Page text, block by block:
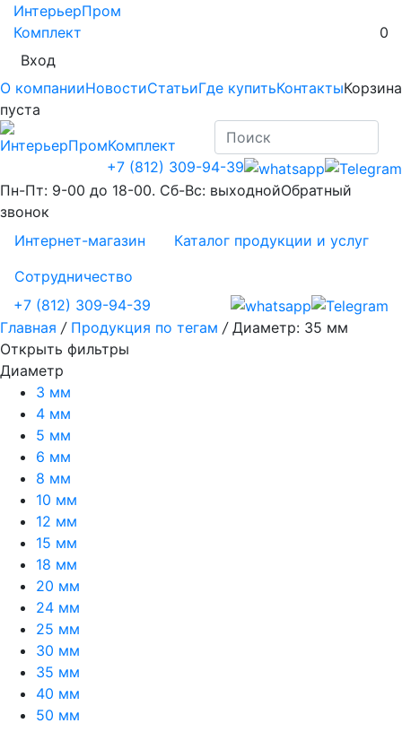
ИнтерьерПром
Комплект
0
Вход
О компанииНовостиСтатьиГде купитьКонтактыКорзина
пуста
+7 (812) 309-94-39
Пн-Пт: 9-00 до 18-00. Сб-Вс: выходнойОбратный
звонок
Интернет-магазин
Каталог продукции и услуг
Сотрудничество
+7 (812) 309-94-39
Главная / Продукция по тегам /Диаметр: 35 мм
Открыть фильтры
Диаметр
3 мм
4 мм
5 мм
6 мм
8 мм
10 мм
12 мм
15 мм
18 мм
20 мм
24 мм
25 мм
30 мм
35 мм
40 мм
50 мм